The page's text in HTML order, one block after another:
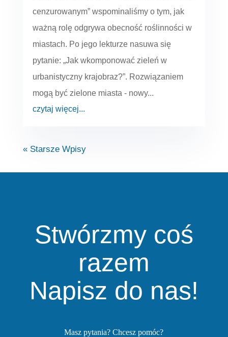
cenzurowanym” wspominaliśmy o tym, jak
ważną rolę odgrywa obecność roślinności w
miastach. Po jego lekturze nasuwa się
pytanie: „Jak wkomponować zieleń w
urbanistyczny krajobraz?”. Rozwiązaniem
mogą być zielone miasta - nowy...
czytaj więcej...
« Starsze Wpisy
Stwórzmy coś
razem
Napisz do nas!
Masz pytania? Chcesz pomóc?